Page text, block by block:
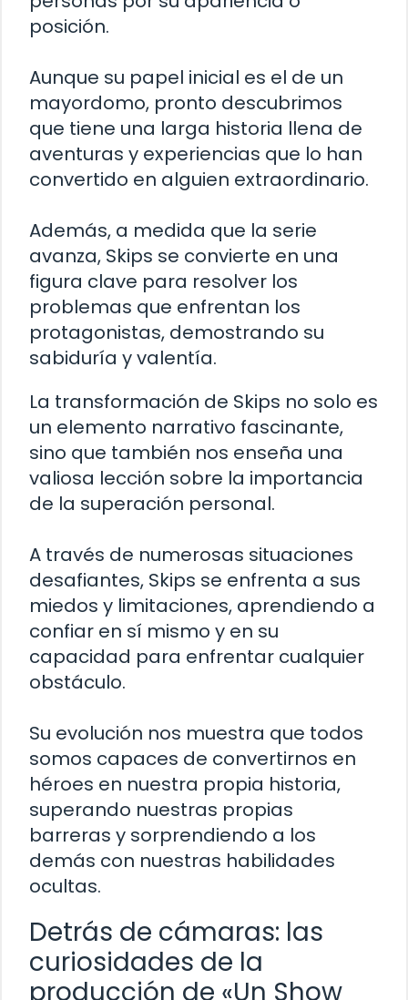
posición.
Aunque su papel inicial es el de un
mayordomo, pronto descubrimos
que tiene una larga historia llena de
aventuras y experiencias que lo han
convertido en alguien extraordinario.
Además, a medida que la serie
avanza, Skips se convierte en una
figura clave para resolver los
problemas que enfrentan los
protagonistas, demostrando su
sabiduría y valentía.
La transformación de Skips no solo es
un elemento narrativo fascinante,
sino que también nos enseña una
valiosa lección sobre la importancia
de la superación personal.
A través de numerosas situaciones
desafiantes, Skips se enfrenta a sus
miedos y limitaciones, aprendiendo a
confiar en sí mismo y en su
capacidad para enfrentar cualquier
obstáculo.
Su evolución nos muestra que todos
somos capaces de convertirnos en
héroes en nuestra propia historia,
superando nuestras propias
barreras y sorprendiendo a los
demás con nuestras habilidades
ocultas.
Detrás de cámaras: las
curiosidades de la
producción de «Un Show